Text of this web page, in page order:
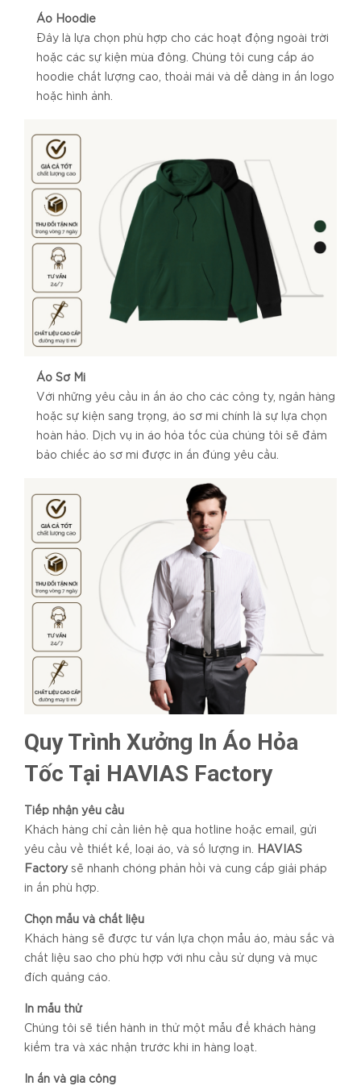
Áo Hoodie
Đây là lựa chọn phù hợp cho các hoạt động ngoài trời
hoặc các sự kiện mùa đông. Chúng tôi cung cấp áo
hoodie chất lượng cao, thoải mái và dễ dàng in ấn logo
hoặc hình ảnh.
Áo Sơ Mi
Với những yêu cầu in ấn áo cho các công ty, ngân hàng
hoặc sự kiện sang trọng, áo sơ mi chính là sự lựa chọn
hoàn hảo. Dịch vụ in áo hỏa tốc của chúng tôi sẽ đảm
bảo chiếc áo sơ mi được in ấn đúng yêu cầu.
Quy Trình Xưởng In Áo Hỏa
Tốc Tại HAVIAS Factory
Tiếp nhận yêu cầu
Khách hàng chỉ cần liên hệ qua hotline hoặc email, gửi
yêu cầu về thiết kế, loại áo, và số lượng in.
HAVIAS
Factorysẽ nhanh chóng phản hồi và cung cấp giải pháp
in ấn phù hợp.
Chọn mẫu và chất liệu
Khách hàng sẽ được tư vấn lựa chọn mẫu áo, màu sắc và
chất liệu sao cho phù hợp với nhu cầu sử dụng và mục
đích quảng cáo.
In mẫu thử
Chúng tôi sẽ tiến hành in thử một mẫu để khách hàng
kiểm tra và xác nhận trước khi in hàng loạt.
In ấn và gia công